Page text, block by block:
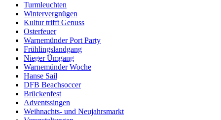
Turmleuchten
Wintervergnügen
Kultur trifft Genuss
Osterfeuer
Warnemünder Port Party
Frühlingslandgang
Nieger Ümgang
Warnemünder Woche
Hanse Sail
DFB Beachsoccer
Brückenfest
Adventssingen
Weihnachts- und Neujahrsmarkt